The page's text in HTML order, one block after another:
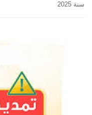
سنة 2025